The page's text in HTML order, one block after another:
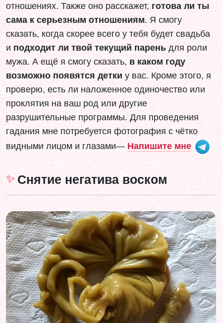
отношениях. Также оно расскажет, готова ли ты
сама к серьезным отношениям. Я смогу
сказать, когда скорее всего у тебя будет свадьба
и подходит ли твой текущий парень для роли
мужа. А ещё я смогу сказать, в каком году
возможно появятся детки у вас. Кроме этого, я
проверю, есть ли наложенное одиночество или
проклятия на ваш род или другие
разрушительные программы. Для проведения
гадания мне потребуется фотография с чётко
видными лицом и глазами— Напишите мне
Снятие негатива воском